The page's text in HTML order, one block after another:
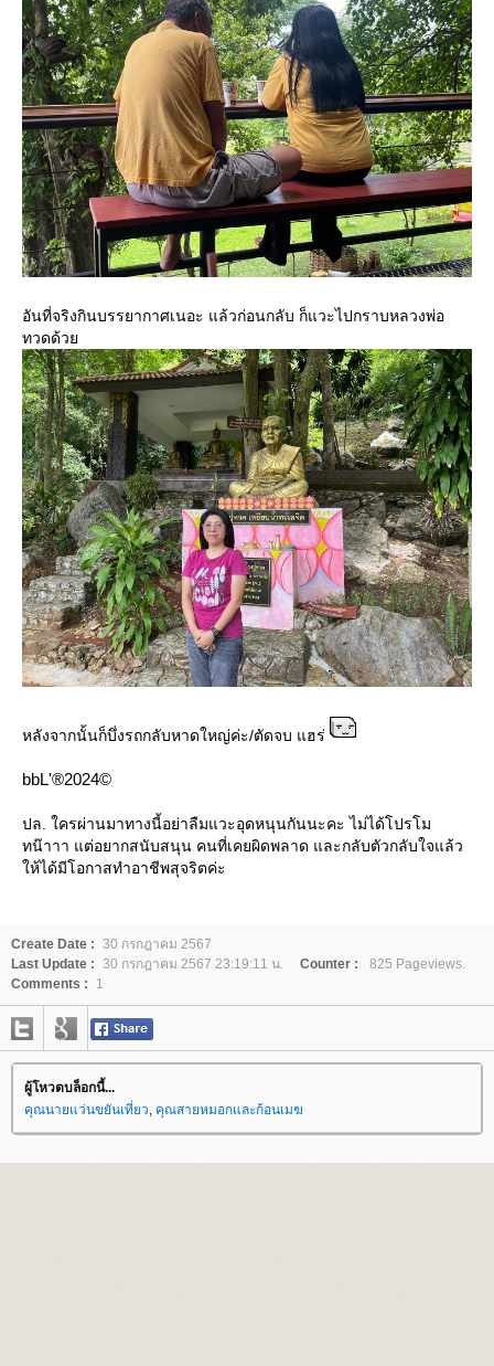
อันที่จริงกินบรรยากาศเนอะ แล้วก่อนกลับ ก็แวะไปกราบหลวงพ่อ
ทวดด้ว
หลังจากนั้นก็บึ่งรถกลับหาดใหญ่ค่ะ/ตัดจบ แฮร่
bbL'®2024©
ปล. ใครผ่านมาทางนี้อย่าลืมแวะอุดหนุนกันนะคะ ไม่ได้โปรโม
ทน๊าาา แต่อยากสนับสนุน คนที่เคยผิดพลาด และกลับตัวกลับใจแล้ว
ห้ได้มีโอกาสทำอาชีพสุจริตค่ะ
Create Date : 30 กรกฎาคม 2567
Last Update : 30 กรกฎาคม 2567 23:19:11 น. Counter :
825 Pageviews.
Comments :
1
ผู้โหวตบล็อกนี้...
คุณนายแว่นขยันเที่ยว คุณสายหมอกและก้อนเมฆ